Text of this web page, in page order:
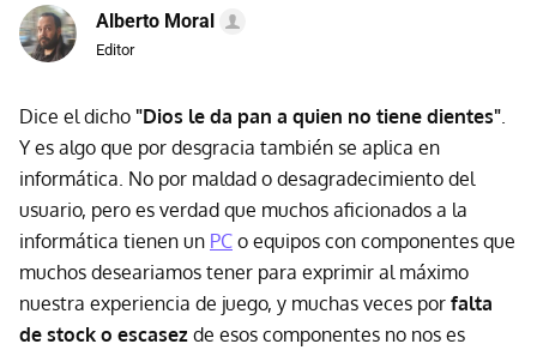
Alberto Moral
Editor
Dice el dicho "Dios le da pan a quien no tiene dientes".
Y es algo que por desgracia también se aplica en
informática. No por maldad o desagradecimiento del
usuario, pero es verdad que muchos aficionados a la
informática tienen un PC o equipos con componentes que
muchos deseariamos tener para exprimir al máximo
nuestra experiencia de juego, y muchas veces por falta
de stock o escasez de esos componentes no nos es